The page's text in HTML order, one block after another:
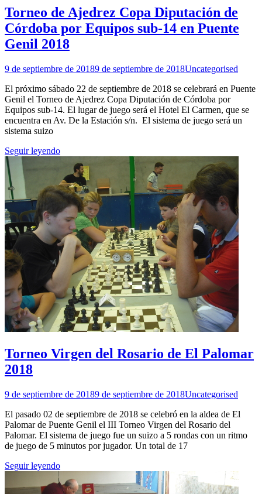
Torneo de Ajedrez Copa Diputación de
Córdoba por Equipos sub-14 en Puente
Genil 2018
9 de septiembre de 20189 de septiembre de 2018Uncategorised
El próximo sábado 22 de septiembre de 2018 se celebrará en Puente
Genil el Torneo de Ajedrez Copa Diputación de Córdoba por
Equipos sub-14. El lugar de juego será el Hotel El Carmen, que se
encuentra en Av. De la Estación s/n. El sistema de juego será un
sistema suizo
Seguir leyendo
Torneo Virgen del Rosario de El Palomar
2018
9 de septiembre de 20189 de septiembre de 2018Uncategorised
El pasado 02 de septiembre de 2018 se celebró en la aldea de El
Palomar de Puente Genil el III Torneo Virgen del Rosario del
Palomar. El sistema de juego fue un suizo a 5 rondas con un ritmo
de juego de 5 minutos por jugador. Un total de 17
Seguir leyendo